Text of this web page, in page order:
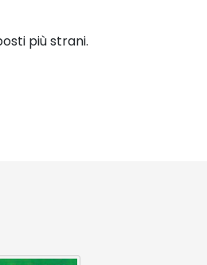
più strani.